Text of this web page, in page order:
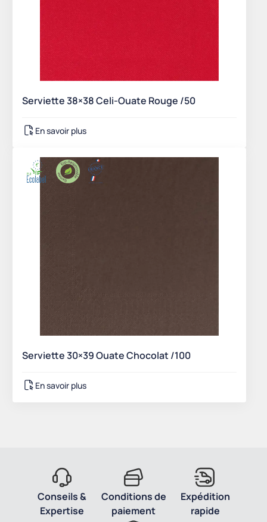
Serviette 38×38 Celi-Ouate Rouge /50
En savoir plus
Serviette 30×39 Ouate Chocolat /100
En savoir plus
Conseils &
Expertise
Conditions de
paiement
Expédition
rapide